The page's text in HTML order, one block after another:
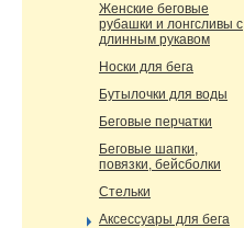
Женские беговые
рубашки и лонгсливы с
длинным рукавом
Носки для бега
Бутылочки для воды
Беговые перчатки
Беговые шапки,
повязки, бейсболки
Стельки
Аксессуары для бега